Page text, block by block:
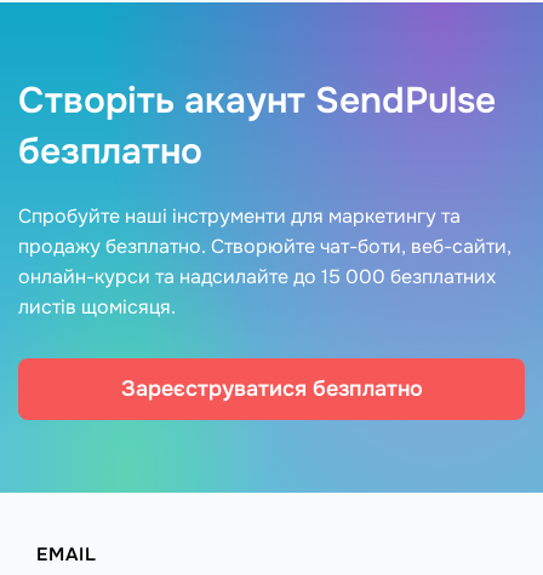
Створіть акаунт SendPulse
безплатно
Спробуйте наші інструменти для маркетингу та
продажу безплатно. Створюйте чат-боти, веб-сайти,
онлайн-курси та надсилайте до 15 000 безплатних
листів щомісяця.
Зареєструватися безплатно
EMAIL